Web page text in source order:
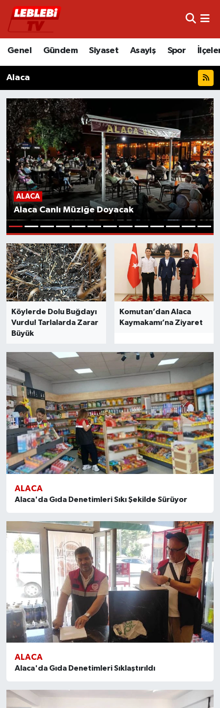
Genel Gündem Siyaset Asayiş Spor
Alaca
ALACA
Alaca Canlı Müziğe Doyacak
1 2 3 4 5 6 7 8 9 10 11 12 13
Köylerde Dolu Buğdayı
Vurdu! Tarlalarda Zarar
Büyük
Komutan’dan Alaca
Kaymakamı’na Ziyaret
ALACA
Alaca'da Gıda Denetimleri Sıkı Şekilde Sürüyor
ALACA
Alaca'da Gıda Denetimleri Sıklaştırıldı
Hava Durumu
Süper Lig Puan Durumu ve Fikstür
Tüm Manşetler
Son Dakika Haberleri
Haber Arşivi